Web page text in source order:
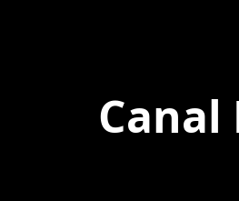
Canal